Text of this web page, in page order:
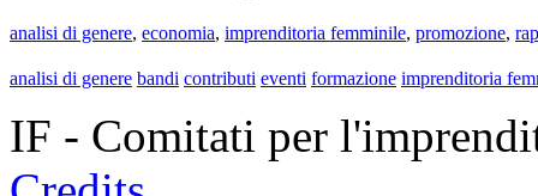
analisi di genere, economia, imprenditoria femminile, promozione,
analisi di genere bandi contributi eventi formazione imprenditoria
IF - Comitati per